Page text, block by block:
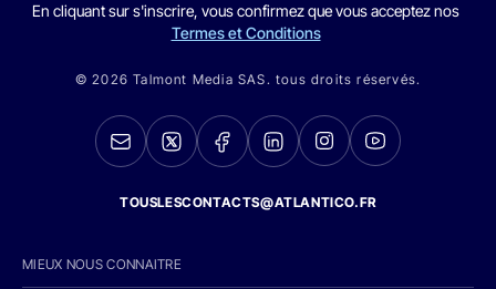
En cliquant sur s'inscrire, vous confirmez que vous acceptez nos
Termes et Conditions
© 2026 Talmont Media SAS. tous droits réservés.
TOUSLESCONTACTS@ATLANTICO.FR
MIEUX NOUS CONNAITRE